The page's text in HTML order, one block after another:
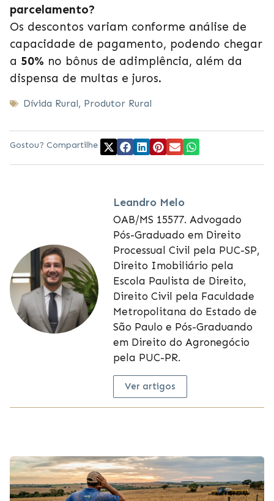
parcelamento?
Os descontos variam conforme análise de
capacidade de pagamento, podendo chegar
a 50% no bônus de adimplência, além da
dispensa de multas e juros.
Dívida Rural, Produtor Rural
Gostou? Compartilhe
Leandro Melo
OAB/MS 15577. Advogado
Pós-Graduado em Direito
Processual Civil pela PUC-SP,
Direito Imobiliário pela
Escola Paulista de Direito,
Direito Civil pela Faculdade
Metropolitana do Estado de
São Paulo e Pós-Graduando
em Direito do Agronegócio
pela PUC-PR.
Ver artigos